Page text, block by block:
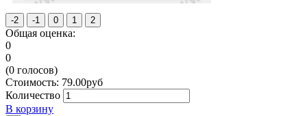
Общая оценка:
0
0
(0 голосов)
Стоимость: 79.00руб
Количество
В корзину